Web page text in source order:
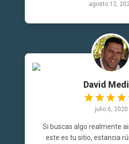
agosto 12,
David
julio 6, 2020
Si buscas algo realmente
este es tu sitio, estancia